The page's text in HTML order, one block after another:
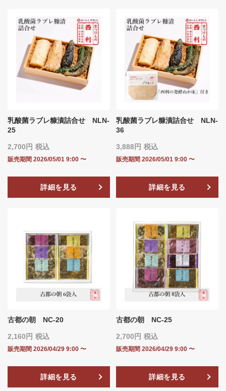
乳酸菌ラブレ糠漬詰合せ NLN‐
25
2,700 税込
販売期間 2026/05/01 9:00 〜
詳細を見る
乳酸菌ラブレ糠漬詰合せ NLN‐
36
3,888 税込
販売期間 2026/05/01 9:00 〜
詳細を見る
古都の朝 NC-20
2,160 税込
販売期間 2026/04/29 9:00 〜
詳細を見る
古都の朝 NC-25
2,700 税込
販売期間 2026/04/29 9:00 〜
詳細を見る